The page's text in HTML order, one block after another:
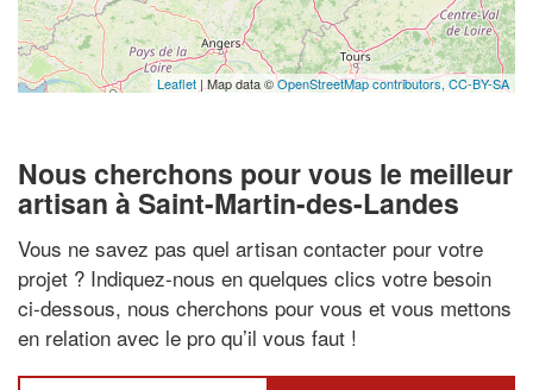
Leaflet | Map data ©OpenStreetMap contributors, CC-BY-SA
Nous cherchons pour vous le meilleur
artisan à Saint-Martin-des-Landes
Vous ne savez pas quel artisan contacter pour votre
projet ? Indiquez-nous en quelques clics votre besoin
ci-dessous, nous cherchons pour vous et vous mettons
en relation avec le pro qu’il vous faut !